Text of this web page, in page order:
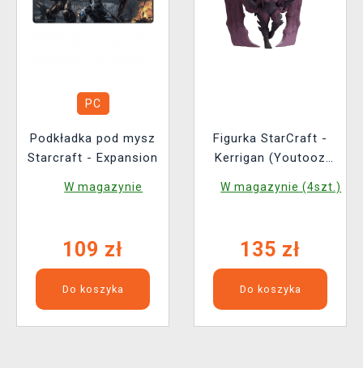
PC
Podkładka pod mysz
Starcraft - Expansion
W magazynie
109 zł
Do koszyka
Figurka StarCraft -
Kerrigan (Youtooz
W magazynie (4szt.)
135 zł
Do koszyka